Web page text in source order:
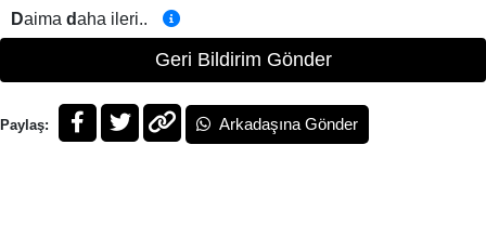
Daima daha ileri..
Geri Bildirim Gönder
Paylaş: Arkadaşına Gönder